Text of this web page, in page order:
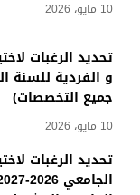
10 مايو، 2026
تحديد الرغبات
جميع التخصصات)
10 مايو، 2026
تحديد الرغبات